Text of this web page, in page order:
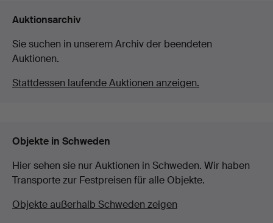
Auktionsarchiv
Sie suchen in unserem Archiv der beendeten
Auktionen.
Stattdessen laufende Auktionen anzeigen.
Objekte in Schweden
Hier sehen sie nur Auktionen in Schweden. Wir haben
Transporte zur Festpreisen für alle Objekte.
Objekte außerhalb Schweden zeigen